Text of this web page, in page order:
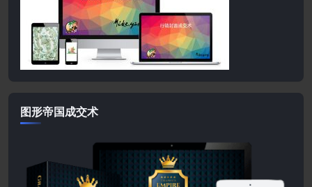
图形帝国成交术